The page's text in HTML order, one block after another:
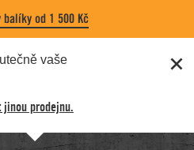
balíky od 1 500 Kč
vaše
jinou prodejnu.